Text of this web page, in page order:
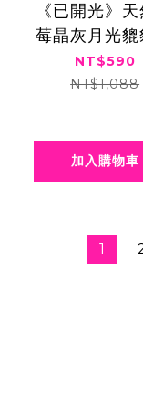
《已開光》
莓晶灰月光貔
寶編織手繩
NT$590
NT$1,088
加入購物車
1